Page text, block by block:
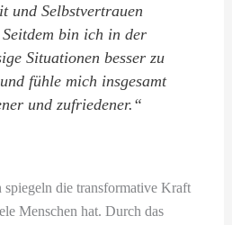
und Selbstvertrauen
Seitdem bin ich in der
Situationen besser zu
fühle mich insgesamt
und zufriedener.“
die transformative Kraft
Menschen hat. Durch das